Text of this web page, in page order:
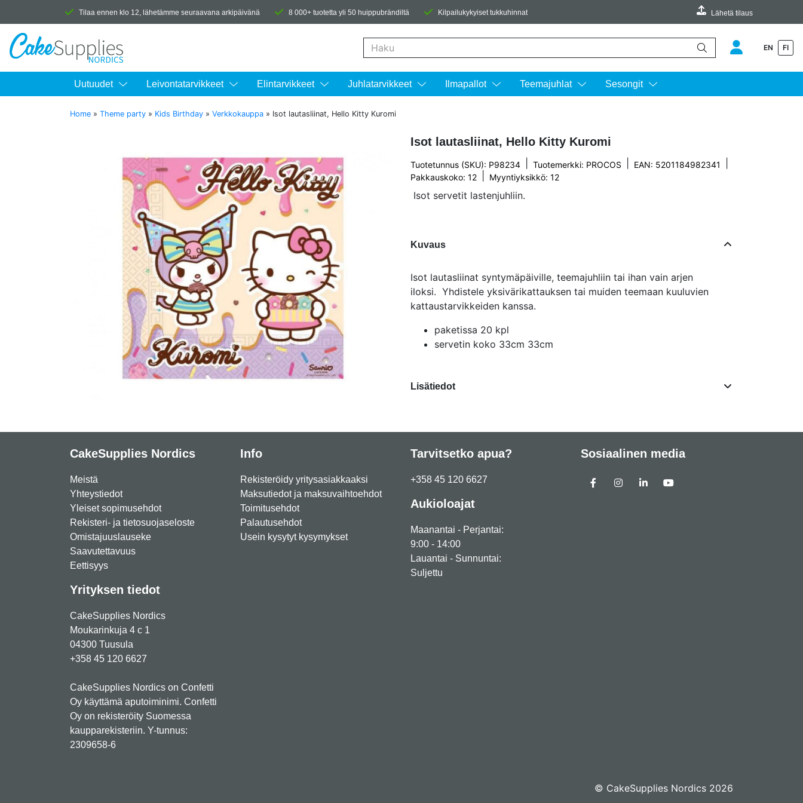
Tilaa ennen klo 12, lähetämme seuraavana arkipäivänä 8 000+ tuotetta yli 50 huippubrändiltä Kilpailukykyiset tukkuhinnat Lähetä tilaus
EN FI
Uutuudet Leivontatarvikkeet Elintarvikkeet Juhlatarvikkeet Ilmapallot Teemajuhlat Sesongit
Home » Theme party » Kids Birthday » Verkkokauppa » Isot lautasliinat, Hello Kitty Kuromi
Isot lautasliinat, Hello Kitty Kuromi
Tuotetunnus (SKU): P98234 Tuotemerkki: PROCOS EAN: 5201184982341
Pakkauskoko: 12 Myyntiyksikkö: 12
Isot servetit lastenjuhliin.
Kuvaus
Isot lautasliinat syntymäpäiville, teemajuhliin tai ihan vain arjen
iloksi. Yhdistele yksivärikattauksen tai muiden teemaan kuuluvien
kattaustarvikkeiden kanssa.
paketissa 20 kpl
servetin koko 33cm 33cm
Lisätiedot
CakeSupplies Nordics
Meistä
Yhteystiedot
Yleiset sopimusehdot
Rekisteri- ja tietosuojaseloste
Omistajuuslauseke
Saavutettavuus
Eettisyys
Yrityksen tiedot
CakeSupplies Nordics
Moukarinkuja 4 c 1
04300 Tuusula
+358 45 120 6627
CakeSupplies Nordics on Confetti
Oy käyttämä aputoiminimi. Confetti
Oy on rekisteröity Suomessa
kaupparekisteriin. Y-tunnus:
2309658-6
Info
Rekisteröidy yritysasiakkaaksi
Maksutiedot ja maksuvaihtoehdot
Toimitusehdot
Palautusehdot
Usein kysytyt kysymykset
Tarvitsetko apua?
+358 45 120 6627
Aukioloajat
Maanantai - Perjantai:
9:00 - 14:00
Lauantai - Sunnuntai:
Suljettu
Sosiaalinen media
© CakeSupplies Nordics 2026